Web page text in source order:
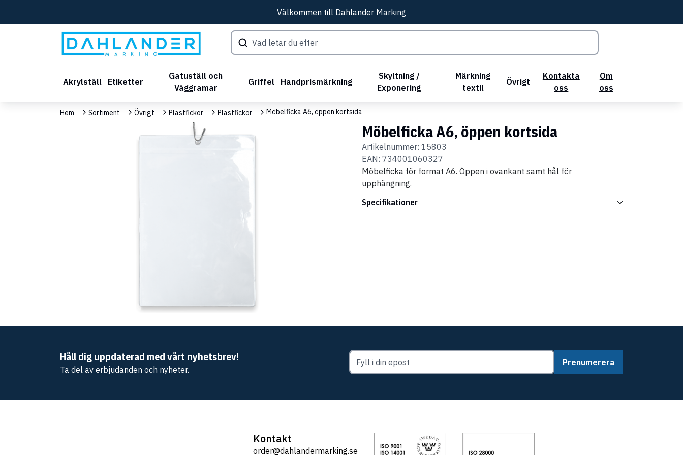
Välkommen till Dahlander Marking
Akrylställ Etiketter
Gatuställ och
Väggramar
Griffel Handprismärkning
Skyltning /
Exponering
Märkning
textil
Övrigt
Kontakta
oss
Om
oss
Hem Sortiment Övrigt Plastfickor Plastfickor Möbelficka A6, öppen kortsida
Möbelficka A6, öppen kortsida
Artikelnummer: 15803
EAN: 734001060327
Möbelficka för format A6. Öppen i ovankant samt hål för
upphängning.
Specifikationer
Håll dig uppdaterad med vårt nyhetsbrev!
Ta del av erbjudanden och nyheter.
Prenumerera
Kontakt
order@dahlandermarking.se